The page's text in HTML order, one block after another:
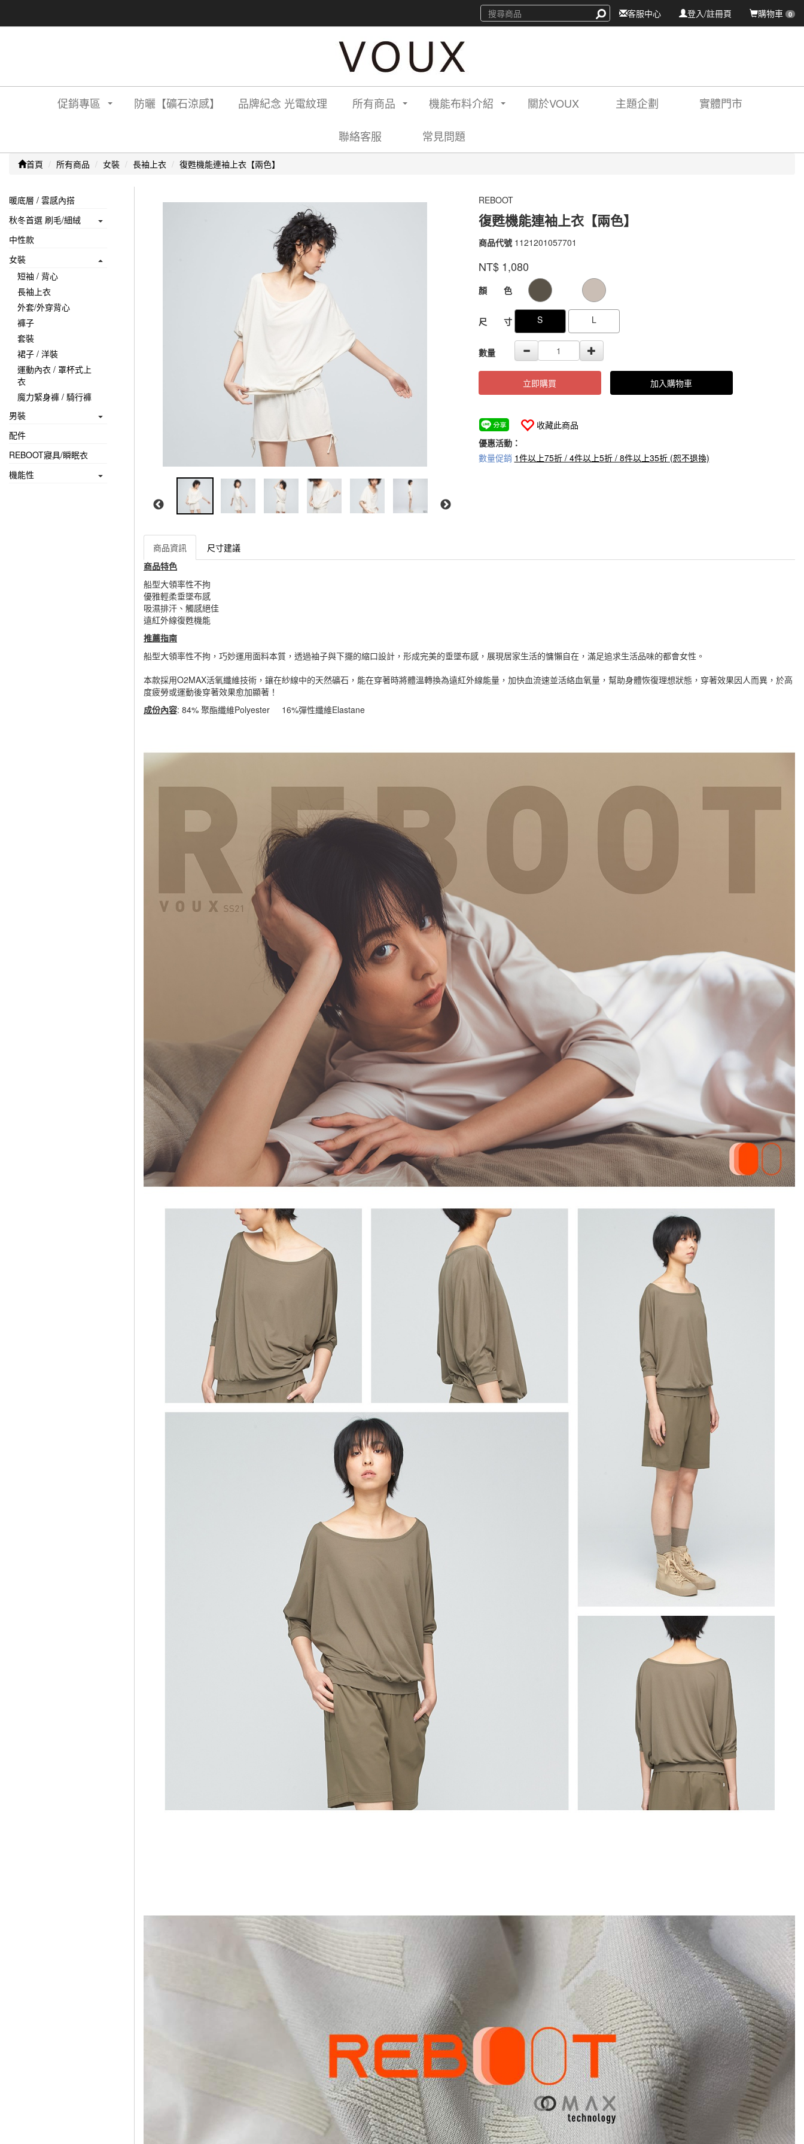
購物車 0
登入/註冊頁
客服中心
促銷專區 防曬【礦石涼感】 品牌紀念 光電紋理 所有商品 機能布料介紹 關於VOUX 主題企劃 實體門市
聯絡客服 常見問題
首頁 所有商品 女裝 長袖上衣 復甦機能連袖上衣【兩色】
暖底層 / 雲感內搭
秋冬首選 刷毛/細絨
中性款
女裝
短袖 / 背心
長袖上衣
外套/外穿背心
褲子
套裝
裙子 / 洋裝
運動內衣 / 罩杯式上
衣
魔力緊身褲 / 騎行褲
男裝
配件
REBOOT寢具/瞬眠衣
機能性
REBOOT
復甦機能連袖上衣【兩色】
商品代號 1121201057701
1121201057701
品牌
VOUX
NT$ 1,080
GOODS000000000000000005228
顏 色
尺 寸 S L
數量
立即購買 加入購物車
收藏此商品
優惠活動：
數量促銷 1件以上75折 / 4件以上5折 / 8件以上35折 (恕不退換)
商品資訊
尺寸建議
商品特色
船型大領率性不拘
優雅輕柔垂墜布感
吸濕排汗、觸感絕佳
遠紅外線復甦機能
推薦指南
船型大領率性不拘，巧妙運用面料本質，透過袖子與下擺的縮口設計，形成完美的垂墜布感，展現居家生活的慵懶自在，滿足追求生活品味的都會女性。
本款採用O2MAX活氧纖維技術，鑲在紗線中的天然礦石，能在穿著時將體溫轉換為遠紅外線能量，加快血流速並活絡血氧量，幫助身體恢復理想狀態，穿著效果因人而異，於高
度疲勞或運動後穿著效果愈加顯著！
成份內容: 84% 聚酯纖維Polyester 16%彈性纖維Elastane